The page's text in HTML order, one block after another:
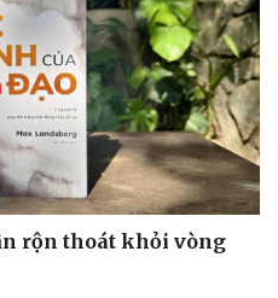
rộn thoát khỏi vòng